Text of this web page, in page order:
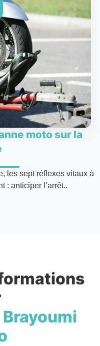
moto sur la
les sept réflexes vitaux à
: anticiper l’arrêt..